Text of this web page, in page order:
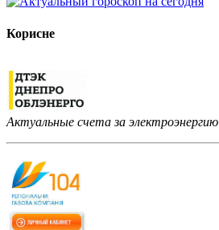
Корисне
Актуальные счета за электроэнергию